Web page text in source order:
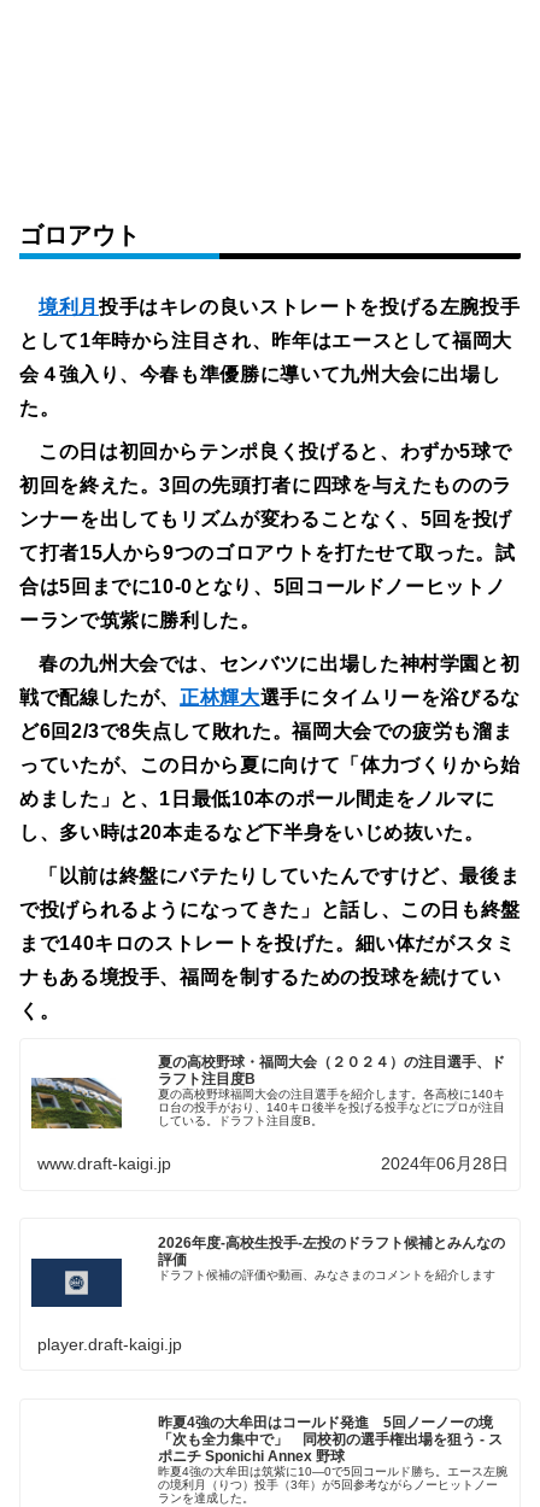
ゴロアウト
境利月投手はキレの良いストレートを投げる左腕投手
として1年時から注目され、昨年はエースとして福岡大
会４強入り、今春も準優勝に導いて九州大会に出場し
た。
この日は初回からテンポ良く投げると、わずか5球で
初回を終えた。3回の先頭打者に四球を与えたもののラ
ンナーを出してもリズムが変わることなく、5回を投げ
て打者15人から9つのゴロアウトを打たせて取った。試
合は5回までに10-0となり、5回コールドノーヒットノ
ーランで筑紫に勝利した。
春の九州大会では、センバツに出場した神村学園と初
戦で配線したが、 正林輝大選手にタイムリーを浴びるな
ど6回2/3で8失点して敗れた。福岡大会での疲労も溜ま
っていたが、この日から夏に向けて「体力づくりから始
めました」と、1日最低10本のポール間走をノルマに
し、多い時は20本走るなど下半身をいじめ抜いた。
「以前は終盤にバテたりしていたんですけど、最後ま
で投げられるようになってきた」と話し、この日も終盤
まで140キロのストレートを投げた。細い体だがスタミ
ナもある境投手、福岡を制するための投球を続けてい
く。
夏の高校野球・福岡大会（２０２４）の注目選手、ド
ラフト注目度B
夏の高校野球福岡大会の注目選手を紹介します。各高校に140キ
ロ台の投手がおり、140キロ後半を投げる投手などにプロが注目
している。ドラフト注目度B。
www.draft-kaigi.jp 2024年06月28日
2026年度-高校生投手-左投のドラフト候補とみんなの
評価
ドラフト候補の評価や動画、みなさまのコメントを紹介します
player.draft-kaigi.jp
昨夏4強の大牟田はコールド発進 5回ノーノーの境
「次も全力集中で」 同校初の選手権出場を狙う - ス
ポニチ Sponichi Annex 野球
昨夏4強の大牟田は筑紫に10―0で5回コールド勝ち。エース左腕
の境利月（りつ）投手（3年）が5回参考ながらノーヒットノー
ランを達成した。